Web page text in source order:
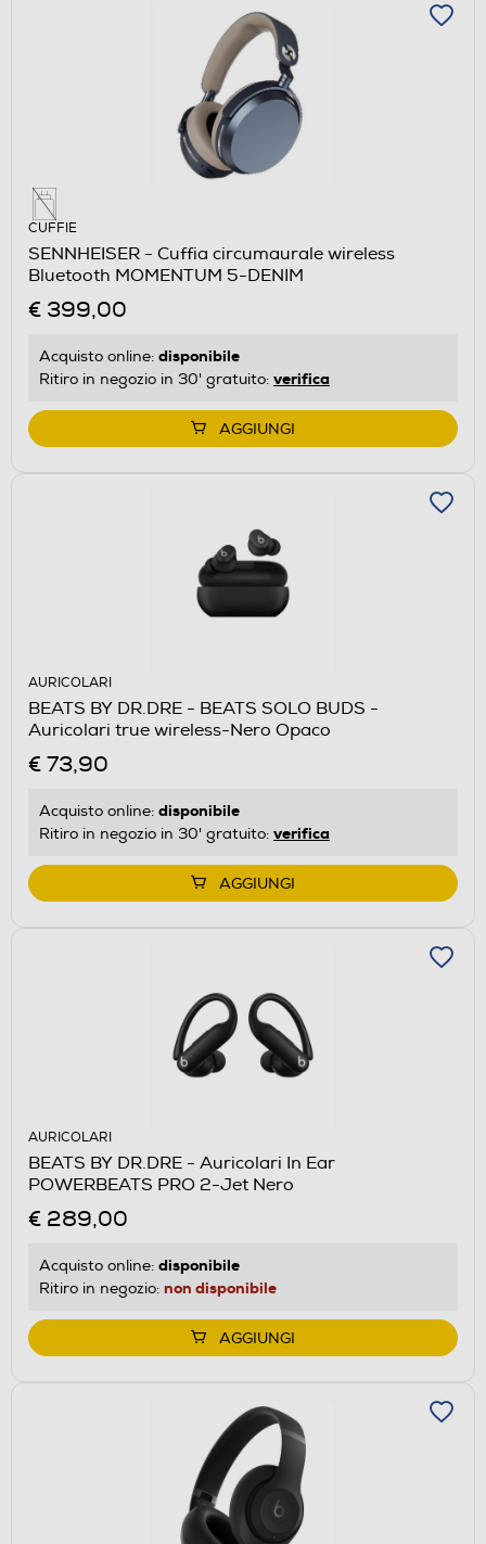
CUFFIE
SENNHEISER - Cuffia circumaurale wireless
Bluetooth MOMENTUM 5-DENIM
€ 399,00
Acquisto online: disponibile
Ritiro in negozio in 30' gratuito: verifica
AGGIUNGI
AURICOLARI
BEATS BY DR.DRE - BEATS SOLO BUDS -
Auricolari true wireless-Nero Opaco
€ 73,90
Acquisto online: disponibile
Ritiro in negozio in 30' gratuito: verifica
AGGIUNGI
AURICOLARI
BEATS BY DR.DRE - Auricolari In Ear
POWERBEATS PRO 2-Jet Nero
€ 289,00
Acquisto online: disponibile
Ritiro in negozio: non disponibile
AGGIUNGI